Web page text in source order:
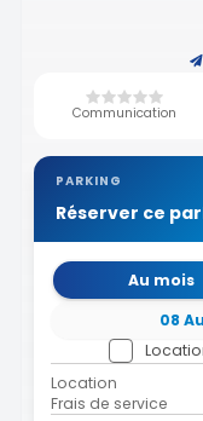
Communication
PARKING
Réserver ce
Au mois
08
Location
Frais de service